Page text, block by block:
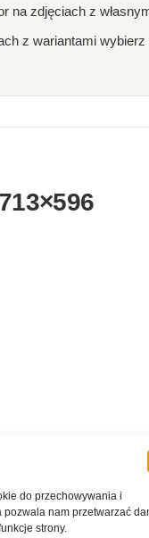
do przechowywania i
nam przetwarzać
strony.
na zdjęciach z
z wariantami